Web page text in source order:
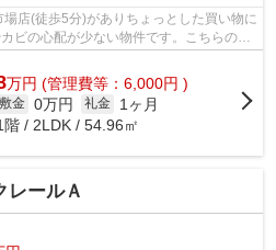
店(徒歩5分)がありちょっとした買い物に
ビの心配が少ない物件です。こちらの物
万円 (管理費等：6,000円 )
敷金 0万円 礼金
1ヶ月
階 / 2LDK / 54.96㎡
レールＡ